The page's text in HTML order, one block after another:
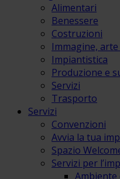
Alimentari
Benessere
Costruzioni
Immagine,
Impiantistica
Produzione e
Servizi
Trasporto
Servizi
Convenzioni
Avvia la tua
Spazio
Servizi per
Ambiente